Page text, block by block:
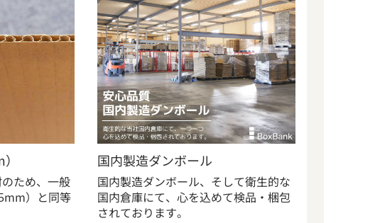
ため、一般
）と同等
国内製造ダンボール
国内製造ダンボール、そして衛生的な
国内倉庫にて、心を込めて検品・梱包
されております。